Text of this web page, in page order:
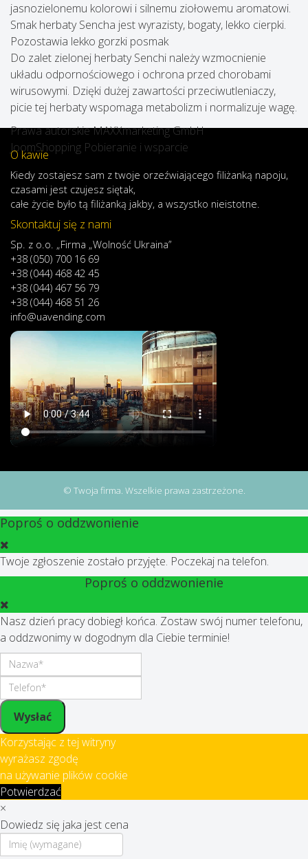
jasnozielonemu kolorowi i silnemu ziołowemu aromatowi.
Smak herbaty Sencha jest wyrazisty, bogaty, lekko cierpki.
Pozostawia lekko gorzki posmak
Do zalet zielonej herbaty Senchi należy wzmocnienie
układu odpornościowego i ochrona przed chorobami
wirusowymi. Dzięki dużej zawartości przeciwutleniaczy,
picie tej herbaty wspomaga metabolizm i normalizuje wagę.
Prawa autorskie MAXXmarketing GmbH
JoomShopping Pobieranie i wsparcie
O kawie
Kiedy zostajesz sam z twoje orzeźwiającego filiżanką napoju,
czasami jest czujesz siętak,
całe życie było tą filiżanką jakby, a wszystko nieistotne.
Skontaktuj się z nami
Sp. z o.o. „Firma „Wolność Ukraina”
+38 (050) 700 16 69
+38 (044) 468 42 45
+38 (044) 467 56 79
+38 (044) 468 51 26
info@uavending.com
© Twoja firma. Wszelkie prawa zastrzeżone.
Poproś o oddzwonienie
Twoje zgłoszenie zostało przyjęte. Poczekaj na telefon.
Poproś o oddzwonienie
Nasz dzień pracy dobiegł końca. Zostaw swój numer telefonu,
a oddzwonimy w dogodnym dla Ciebie terminie!
Wysłać
Korzystając z tej witryny
wyrażasz zgodę
na używanie plików cookie
Potwierdzać
×
Dowiedz się jaka jest cena